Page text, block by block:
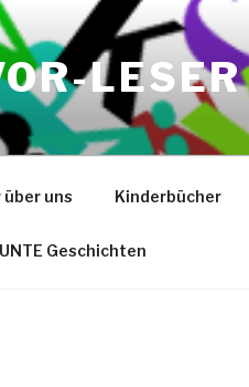
LESER
über uns Kinderbücher
Geschichten